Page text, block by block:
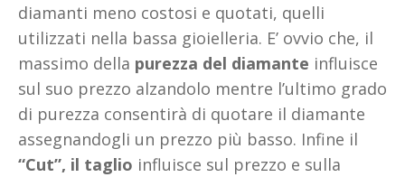
diamanti meno costosi e quotati, quelli
utilizzati nella bassa gioielleria. E’ ovvio che, il
massimo della purezza del diamante influisce
sul suo prezzo alzandolo mentre l’ultimo grado
di purezza consentirà di quotare il diamante
assegnandogli un prezzo più basso. Infine il
“Cut”, il taglio influisce sul prezzo e sulla